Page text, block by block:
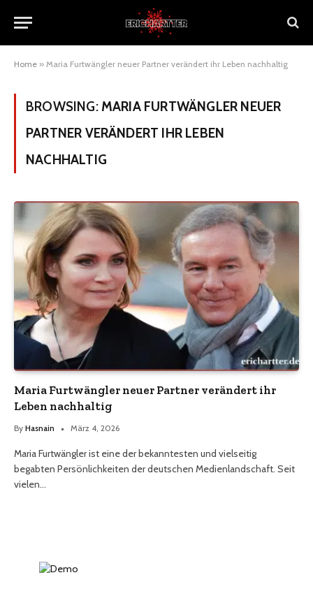
Home » Maria Furtwängler neuer Partner verändert ihr Leben nachhaltig
BROWSING: MARIA FURTWÄNGLER NEUER
PARTNER VERÄNDERT IHR LEBEN
NACHHALTIG
Maria Furtwängler neuer Partner verändert ihr
Leben nachhaltig
By Hasnain März 4, 2026
Maria Furtwängler ist eine der bekanntesten und vielseitig
begabten Persönlichkeiten der deutschen Medienlandschaft. Seit
vielen…